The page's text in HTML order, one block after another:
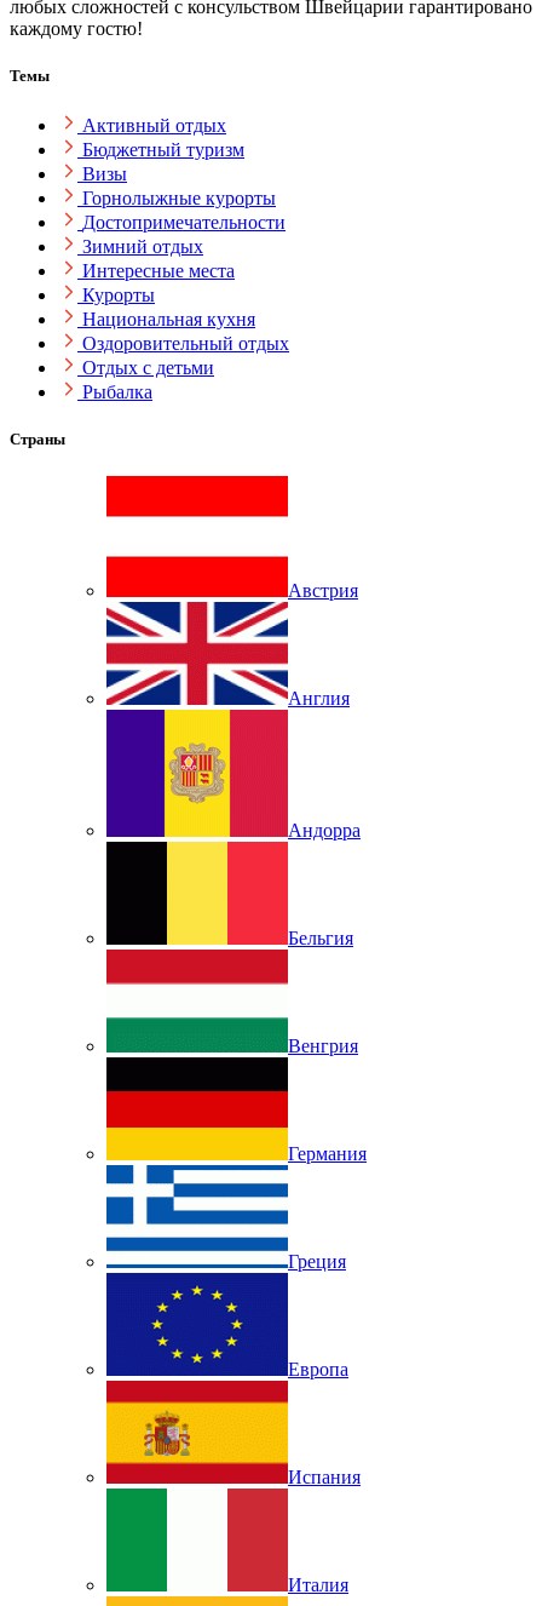
любых сложностей с консульством Швейцарии гарантировано
каждому гостю!
Темы
Активный отдых
Бюджетный туризм
Визы
Горнолыжные курорты
Достопримечательности
Зимний отдых
Интересные места
Курорты
Национальная кухня
Оздоровительный отдых
Отдых с детьми
Рыбалка
Страны
Австрия
Англия
Андорра
Бельгия
Венгрия
Германия
Греция
Европа
Испания
Италия